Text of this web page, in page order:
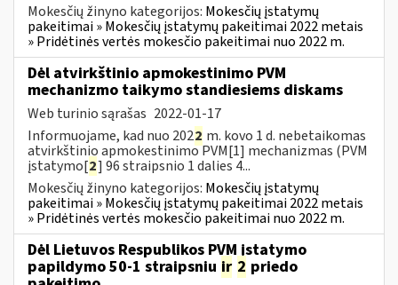
Mokesčių žinyno kategorijos: Mokesčių įstatymų
pakeitimai » Mokesčių įstatymų pakeitimai 2022 metais
» Pridėtinės vertės mokesčio pakeitimai nuo 2022 m.
Dėl atvirkštinio apmokestinimo PVM
mechanizmo taikymo standiesiems diskams
Web turinio sąrašas 2022-01-17
Informuojame, kad nuo 2022 m. kovo 1 d. nebetaikomas
atvirkštinio apmokestinimo PVM[1] mechanizmas (PVM
įstatymo[2] 96 straipsnio 1 dalies 4...
Mokesčių žinyno kategorijos: Mokesčių įstatymų
pakeitimai » Mokesčių įstatymų pakeitimai 2022 metais
» Pridėtinės vertės mokesčio pakeitimai nuo 2022 m.
Dėl Lietuvos Respublikos PVM įstatymo
papildymo 50-1 straipsniu ir 2 priedo